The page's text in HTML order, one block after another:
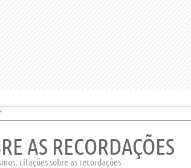
AS RECORDAÇÕES
citações sobre as recordações